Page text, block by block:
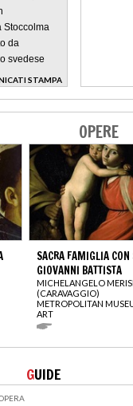
Stoccolma
da
svedese
STAMPA
OPERE
SACRA FAMIGLIA CON
GIOVANNI BATTISTA
MICHELANGELO MERISI
(CARAVAGGIO)
METROPOLITAN
ART
GUIDE